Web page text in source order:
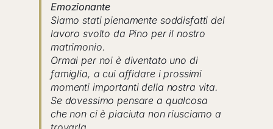
Emozionante
Siamo stati pienamente soddisfatti del
lavoro svolto da Pino per il nostro
matrimonio.
Ormai per noi è diventato uno di
famiglia, a cui affidare i prossimi
momenti importanti della nostra vita.
Se dovessimo pensare a qualcosa
che non ci è piaciuta non riusciamo a